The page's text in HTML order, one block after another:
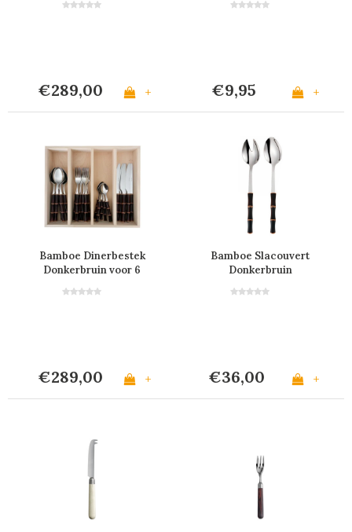
€289,00 + €9,95 +
Bamboe Dinerbestek
Donkerbruin voor 6
€289,00 +
Bamboe Slacouvert
Donkerbruin
€36,00 +